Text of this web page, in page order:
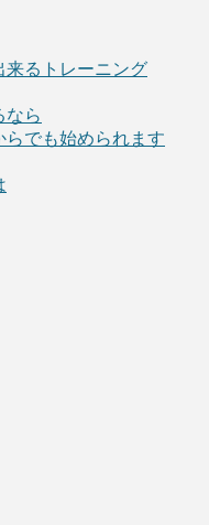
来るトレーニング
なら
らでも始められます